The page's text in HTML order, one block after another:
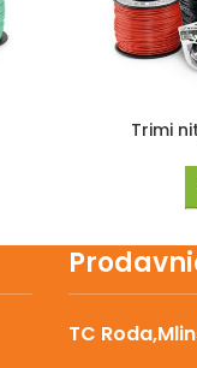
Trimi
TC